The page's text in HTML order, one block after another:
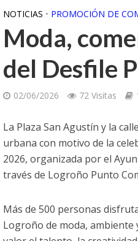
NOTICIAS • PROMOCIÓN DE
Moda,
del Desfile
02/06/2026 72 Visitas
La Plaza San Agustín y la
urbana con motivo de la
2026, organizada por el
través de Logroño Punto
Más de 500 personas
Logroño de moda, ambiente